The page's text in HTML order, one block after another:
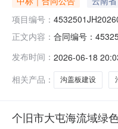
项目编号：
正文内容： 合同编号：
2026-03-13合同
发布时间： 2026-06-18
相关产品：
沟盖板建设
个旧市大屯海流域绿